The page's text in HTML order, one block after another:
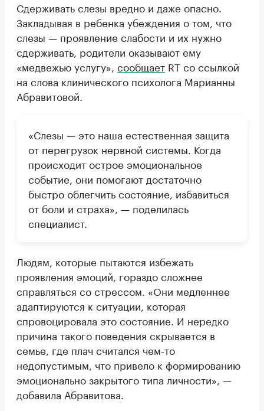
Сдерживать слезы вредно и даже опасно.
Закладывая в ребенка убеждения о том, что
слезы — проявление слабости и их нужно
сдерживать, родители оказывают ему
«медвежью услугу», сообщает RT со ссылкой
на слова клинического психолога Марианны
Абравитовой.
«Слезы — это наша естественная защита
от перегрузок нервной системы. Когда
происходит острое эмоциональное
событие, они помогают достаточно
быстро облегчить состояние, избавиться
от боли и страха», — поделилась
специалист.
Людям, которые пытаются избежать
проявления эмоций, гораздо сложнее
справляться со стрессом. «Они медленнее
адаптируются к ситуации, которая
спровоцировала это состояние. И нередко
причина такого поведения скрывается в
семье, где плач считался чем-то
недопустимым, что привело к формированию
эмоционально закрытого типа личности», —
добавила Абравитова.